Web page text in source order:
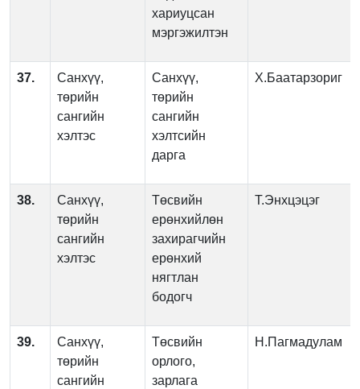
хариуцсан
мэргэжилтэн
37.
Санхүү,
төрийн
сангийн
хэлтэс
Санхүү,
төрийн
сангийн
хэлтсийн
дарга
Х.Баатарзориг
38.
Санхүү,
төрийн
сангийн
хэлтэс
Төсвийн
ерөнхийлөн
захирагчийн
ерөнхий
нягтлан
бодогч
Т.Энхцэцэг
39.
Санхүү,
төрийн
сангийн
Төсвийн
орлого,
зарлага
Н.Пагмадулам